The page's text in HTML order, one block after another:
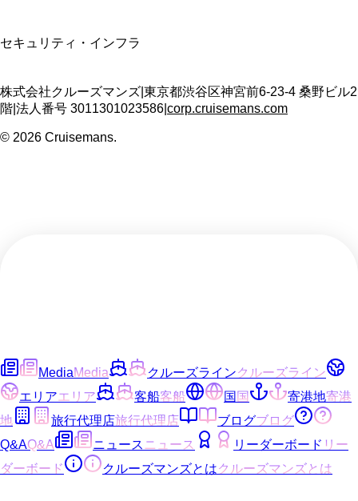
セキュリティ・インフラ
株式会社クルーズマンズ 東京都渋谷区神宮前6-23-4 桑野ビル2
階 法人番号 3011301023586 corp.cruisemans.com
© 2026 Cruisemans.
MediaMedia クルーズラインクルーズライン
エリアエリア 客船客船 国国 寄港地寄港
地
旅行代理店旅行代理店 ブログブログ
Q&AQ&A ニュース ニュース リーダーボード リー
ダーボード
クルーズマンズとはクルーズマンズとは